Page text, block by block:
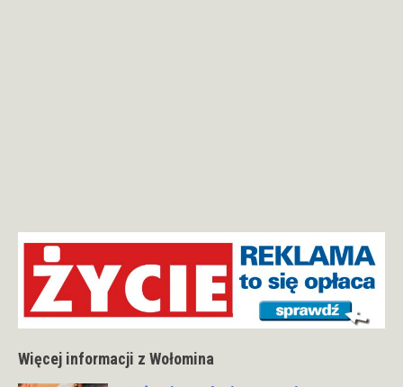
Więcej informacji z Wołomina